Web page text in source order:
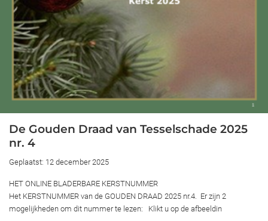
De Gouden Draad van Tesselschade 2025
nr. 4
Geplaatst: 12 december 2025
HET ONLINE BLADERBARE KERSTNUMMER
Het KERSTNUMMER van de GOUDEN DRAAD 2025 nr.4. Er zijn 2
mogelijkheden om dit nummer te lezen: Klikt u op de afbeeldin